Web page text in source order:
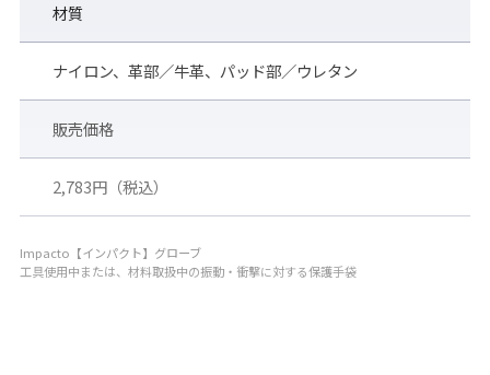
※インパクト手袋は、片手ずつの販売です。品番、左右、
サイズをご選択ください。
--------------------------------------------------------------------
-------
--------------------------------------------------------------------
-------
材質
ナイロン、革部／牛革、パッド部／ウレタン
販売価格
2,783円（税込）
Impacto【インパクト】グローブ
工具使用中または、材料取扱中の振動・衝撃に対する保護手袋